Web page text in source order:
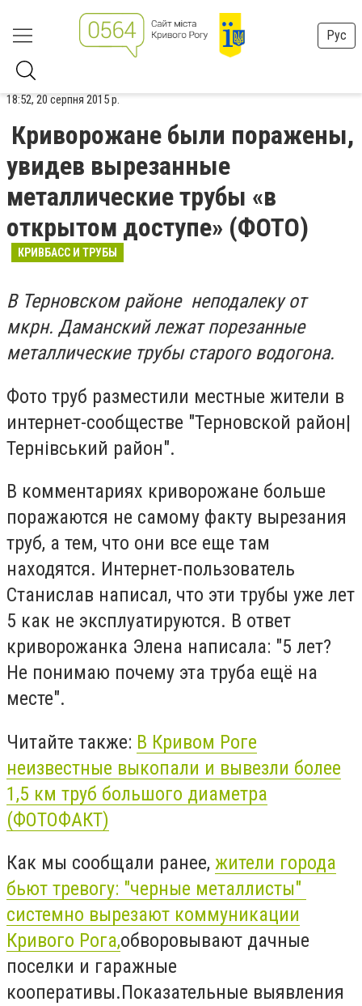
Рус
18:52, 20 серпня 2015 р.
Криворожане были поражены,
увидев вырезанные
металлические трубы «в
открытом доступе» (ФОТО)
КРИВБАСС И ТРУБЫ
В Терновском районе неподалеку от
мкрн. Даманский лежат порезанные
металлические трубы старого водогона.
Фото труб разместили местные жители в
интернет-сообществе "Терновской район|
Тернівський район".
В комментариях криворожане больше
поражаются не самому факту вырезания
труб, а тем, что они все еще там
находятся. Интернет-пользователь
Станислав написал, что эти трубы уже лет
5 как не эксплуатируются. В ответ
криворожанка Элена написала: "5 лет?
Не понимаю почему эта труба ещё на
месте".
Читайте также: В Кривом Роге
неизвестные выкопали и вывезли более
1,5 км труб большого диаметра
(ФОТОФАКТ)
Как мы сообщали ранее, жители города
бьют тревогу: "черные металлисты"
системно вырезают коммуникации
Кривого Рога,обворовывают дачные
поселки и гаражные
кооперативы.Показательные выявления